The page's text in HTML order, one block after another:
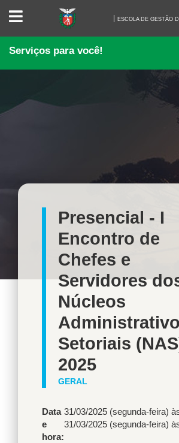
ESCOLA
GESTÃO
DO
PARANÁ
ESCOLA DE GESTÃO
Serviços para você!
Presencial - I
Encontro de
Chefes e
Servidores
Núcleos
Setoriais
2025
GERAL
Data
e
hora:
31/03/2025 (segunda-feira)
31/03/2025 (segunda-feira)